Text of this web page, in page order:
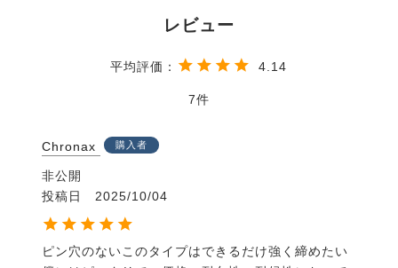
4.14
7
Chronax 購入者
非公開
投稿日
2025/10/04
ピン穴のないこのタイプはできるだけ強く締めたい